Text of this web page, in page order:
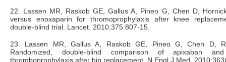
22. Lassen MR, Raskob GE, Gallus A, Pineo G, Chen D,
versus enoxaparin for thromoprophylaxis after knee
double-blind trial. Lancet. 2010;375:807-15.
23. Lassen MR, Gallus A, Raskob GE, Pineo G, Chen D,
Randomized, double-blind comparison of apixaban
thromboprophylaxis after hip replacement. N Engl J Med.